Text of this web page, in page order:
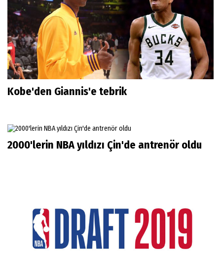
Kobe'den Giannis'e tebrik
2000'lerin NBA yıldızı Çin'de antrenör oldu